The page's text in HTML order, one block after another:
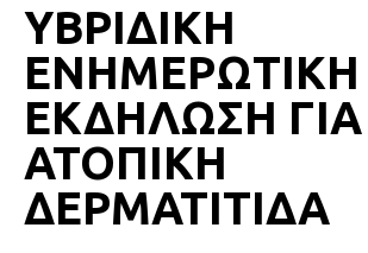
ΥΒΡΙΔΙΚΗ
ΕΝΗΜΕΡΩΤΙΚΗ
ΕΚΔΗΛΩΣΗ
ΑΤΟΠΙΚΗ
ΔΕΡΜΑΤΙΤΙΔΑ